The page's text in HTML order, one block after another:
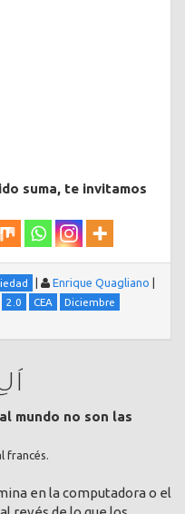
suma, te invitamos
| Enrique Quagliano |
2.0 CEA
Diciembre
mundo no son las
francés.
en la computadora o el